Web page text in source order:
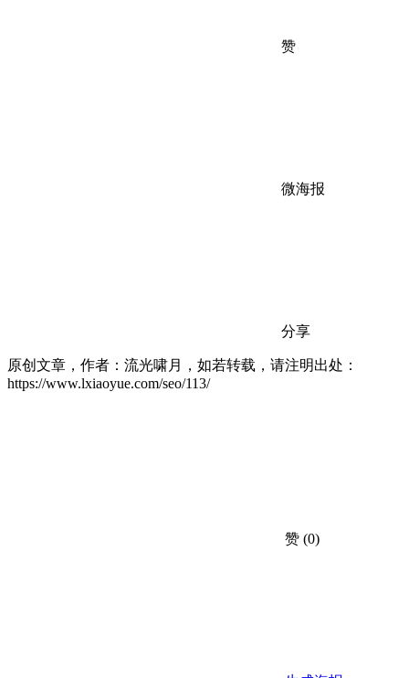
赞
微海报
分享
原创文章，作者：流光啸月，如若转载，请注明出处：
https://www.lxiaoyue.com/seo/113/
赞 (0)